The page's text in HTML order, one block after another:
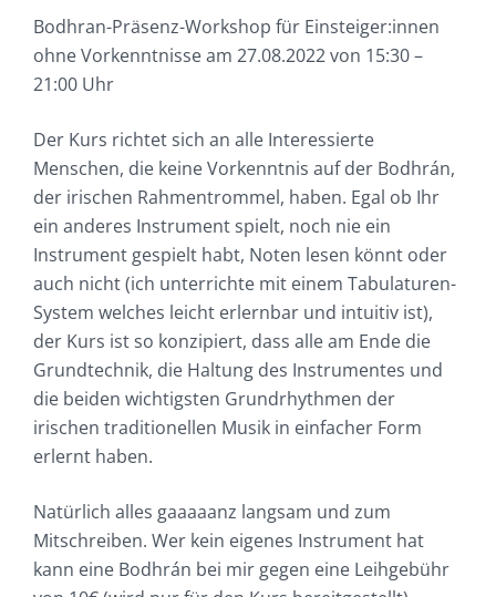
Bodhran-Präsenz-Workshop für Einsteiger:innen
ohne Vorkenntnisse am 27.08.2022 von 15:30 –
21:00 Uhr
Der Kurs richtet sich an alle Interessierte
Menschen, die keine Vorkenntnis auf der Bodhrán,
der irischen Rahmentrommel, haben. Egal ob Ihr
ein anderes Instrument spielt, noch nie ein
Instrument gespielt habt, Noten lesen könnt oder
auch nicht (ich unterrichte mit einem Tabulaturen-
System welches leicht erlernbar und intuitiv ist),
der Kurs ist so konzipiert, dass alle am Ende die
Grundtechnik, die Haltung des Instrumentes und
die beiden wichtigsten Grundrhythmen der
irischen traditionellen Musik in einfacher Form
erlernt haben.
Natürlich alles gaaaaanz langsam und zum
Mitschreiben. Wer kein eigenes Instrument hat
kann eine Bodhrán bei mir gegen eine Leihgebühr